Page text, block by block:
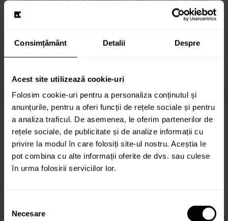
Consimțământ Detalii Despre
Acest site utilizează cookie-uri
Folosim cookie-uri pentru a personaliza conținutul și
anunțurile, pentru a oferi funcții de rețele sociale și pentru
a analiza traficul. De asemenea, le oferim partenerilor de
rețele sociale, de publicitate și de analize informații cu
privire la modul în care folosiți site-ul nostru. Aceștia le
pot combina cu alte informații oferite de dvs. sau culese
în urma folosirii serviciilor lor.
consimțământului
Necesare
să facă agenția ta
Chiar și într-o strategie bine construită, pot apărea
perioade în care performanța fluctuează: costurile
CITEȘTE ARTICOLUL
Meta simplifică trackingul: update-uri
Pixel și Conversions API
Ce trebuie să știe advertiserii din România despre noile
schimbări Meta? Meta Platforms introduce update-uri